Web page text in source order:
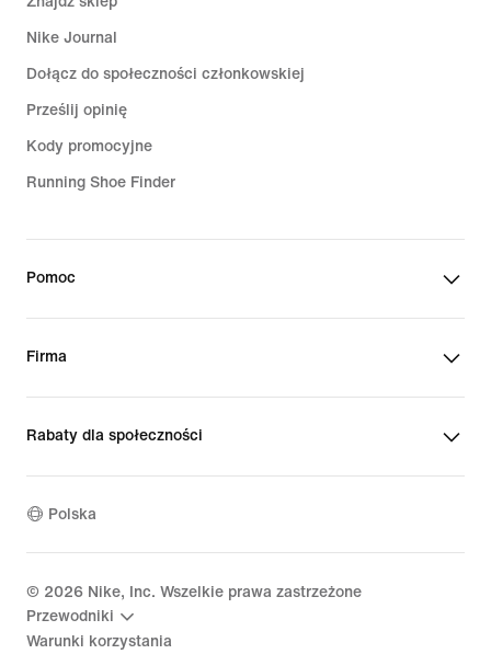
Nike Journal
Dołącz do społeczności członkowskiej
Prześlij opinię
Kody promocyjne
Running Shoe Finder
Pomoc
Firma
Rabaty dla społeczności
Polska
© 2026 Nike, Inc. Wszelkie prawa zastrzeżone
Przewodniki
Warunki korzystania